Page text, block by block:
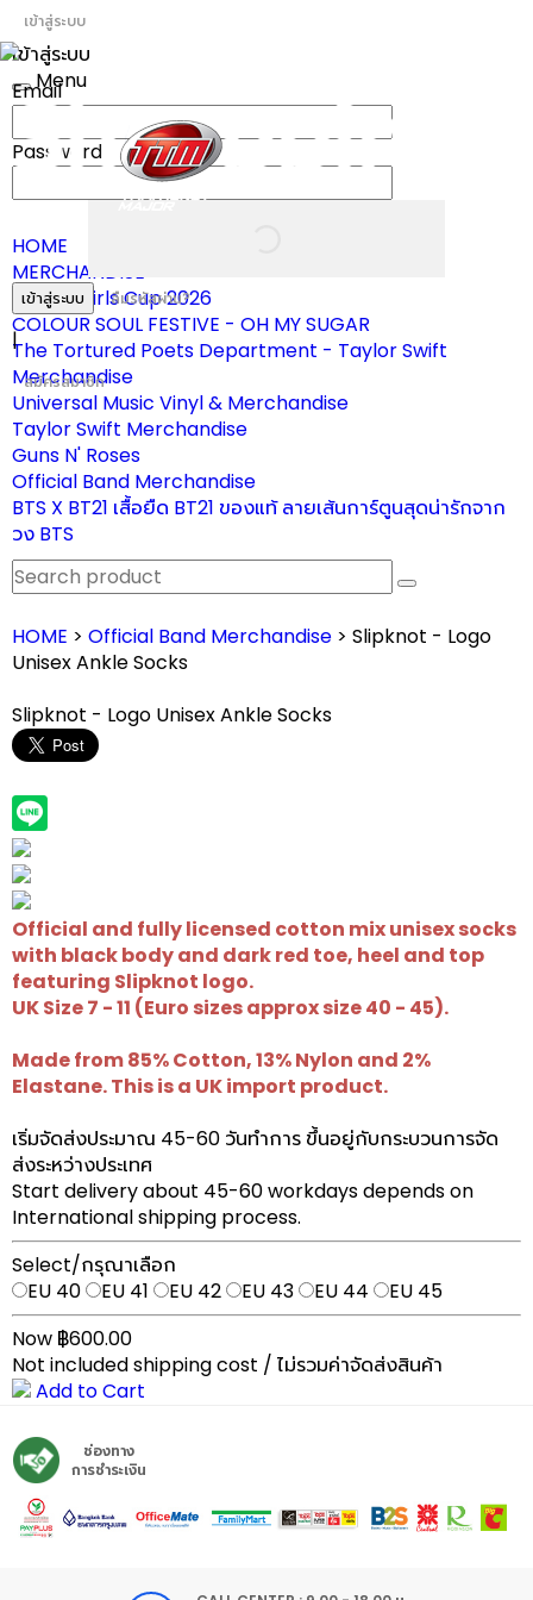
เข้าสู่ระบบ
เข้าสู่ระบบ
Email
Password
เข้าสู่ระบบ ลืมรหัสผ่าน?
|
สมัครสมาชิก
Toggle
Menu
HOME
MERCHANDISE
ผ้าเชียร์ Girls Cup 2026
COLOUR SOUL FESTIVE - OH MY SUGAR
The Tortured Poets Department - Taylor Swift
Merchandise
Universal Music Vinyl & Merchandise
Taylor Swift Merchandise
Guns N' Roses
Official Band Merchandise
BTS X BT21 เสื้อยืด BT21 ของแท้ ลายเส้นการ์ตูนสุดน่ารักจาก
วง BTS
HOME > Official Band Merchandise > Slipknot - Logo
Unisex Ankle Socks
Slipknot - Logo Unisex Ankle Socks
Official and fully licensed cotton mix unisex socks
with black body and dark red toe, heel and top
featuring Slipknot logo.
UK Size 7 - 11 (Euro sizes approx size 40 - 45).
Made from 85% Cotton, 13% Nylon and 2%
Elastane. This is a UK import product.
เริ่มจัดส่งประมาณ 45-60 วันทำการ ขึ้นอยู่กับกระบวนการจัด
ส่งระหว่างประเทศ
Start delivery about 45-60 workdays depends on
International shipping process.
Select/กรุณาเลือก
EU 40
EU 41 EU 42 EU 43 EU 44
EU 45
Now ฿600.00
Not included shipping cost / ไม่รวมค่าจัดส่งสินค้า
Add to Cart
ช่องทาง
การชำระเงิน